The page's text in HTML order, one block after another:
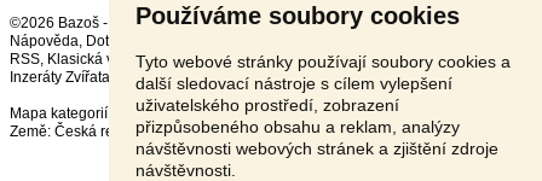
Používáme soubory cookies
Tyto webové stránky používají soubory cookies a
další sledovací nástroje s cílem vylepšení
uživatelského prostředí, zobrazení
přizpůsobeného obsahu a reklam, analýzy
návštěvnosti webových stránek a zjištění zdroje
návštěvnosti.
©2026 Bazoš -
Inzerce, Bazar
Nápověda, Dotazy
RSS,
Inzeráty Zvířata celkem:41684, za 24 hodin:2258
Mapa kategorií
Nejvyhledávanější výrazy
Země: Česká republika,Slovensko,Polsko,Rakousko